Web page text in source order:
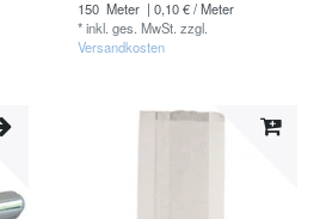
150 Meter | 0,10 € / Meter
*inkl. ges. MwSt. zzgl.
Versandkosten